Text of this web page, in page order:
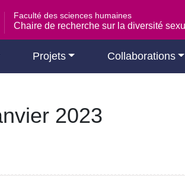
Faculté des sciences humaines
Chaire de recherche sur la diversité
Projets Collaborations
2023